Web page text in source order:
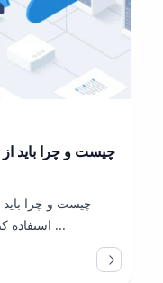
Terraform استفاده کنیم؟ در دنیای مدرن توسعه ...